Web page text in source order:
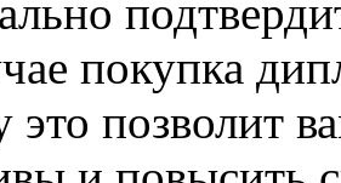
покупка
это позволит